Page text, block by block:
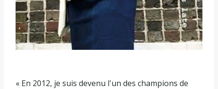
« En 2012, je suis devenu l'un des champions de